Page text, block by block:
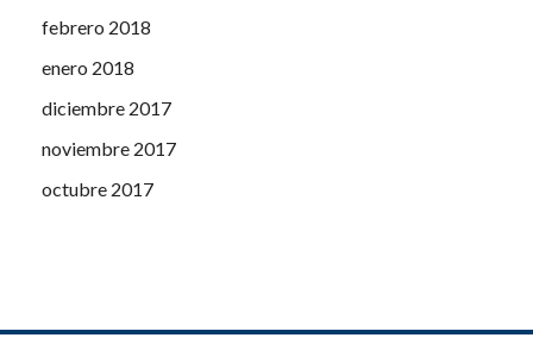
febrero 2018
enero 2018
diciembre 2017
noviembre 2017
octubre 2017